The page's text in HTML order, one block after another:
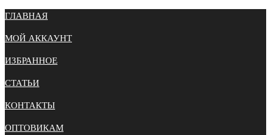
ГЛАВНАЯ
МОЙ АККАУНТ
ИЗБРАННОЕ
СТАТЬИ
КОНТАКТЫ
ОПТОВИКАМ